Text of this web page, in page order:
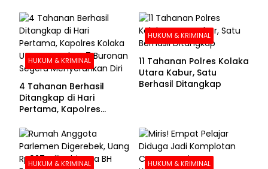
Evakuasi Jenazah
Korban
HUKUM & KRIMINAL
4 Tahanan Berhasil
Ditangkap di Hari
Pertama, Kapolres
Buronan Segera
Menyerahkan Diri
HUKUM & KRIMINAL
11 Tahanan Polres Kolaka
Utara Kabur, Satu
Berhasil Ditangkap
HUKUM & KRIMINAL HUKUM & KRIMINAL